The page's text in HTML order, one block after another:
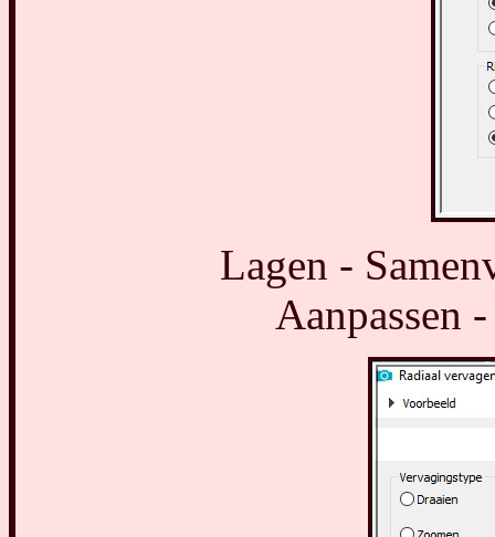
Lagen -
Aanpassen